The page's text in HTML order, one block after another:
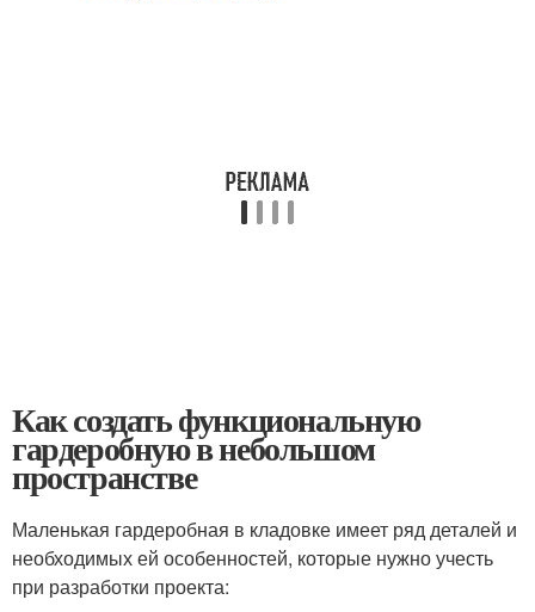
Как создать функциональную
гардеробную в небольшом
пространстве
Маленькая гардеробная в кладовке имеет ряд деталей и
необходимых ей особенностей, которые нужно учесть
при разработки проекта: